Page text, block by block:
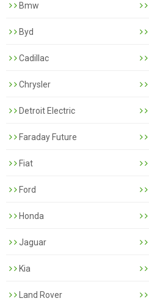
Bmw
Byd
Cadillac
Chrysler
Detroit Electric
Faraday Future
Fiat
Ford
Honda
Jaguar
Kia
Land Rover